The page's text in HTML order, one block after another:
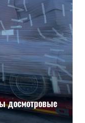
досмотровые